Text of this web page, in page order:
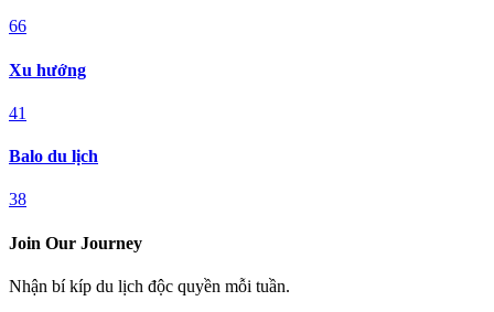
66
Xu hướng
41
Balo du lịch
38
Join Our Journey
Nhận bí kíp du lịch độc quyền mỗi tuần.